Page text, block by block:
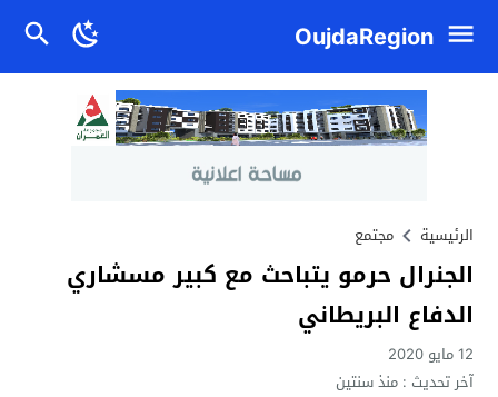
OujdaRegion
الرئيسية مجتمع
الجنرال حرمو يتباحث مع كبير مسشاري
الدفاع البريطاني
12 مايو 2020
آخر تحديث :منذ سنتين